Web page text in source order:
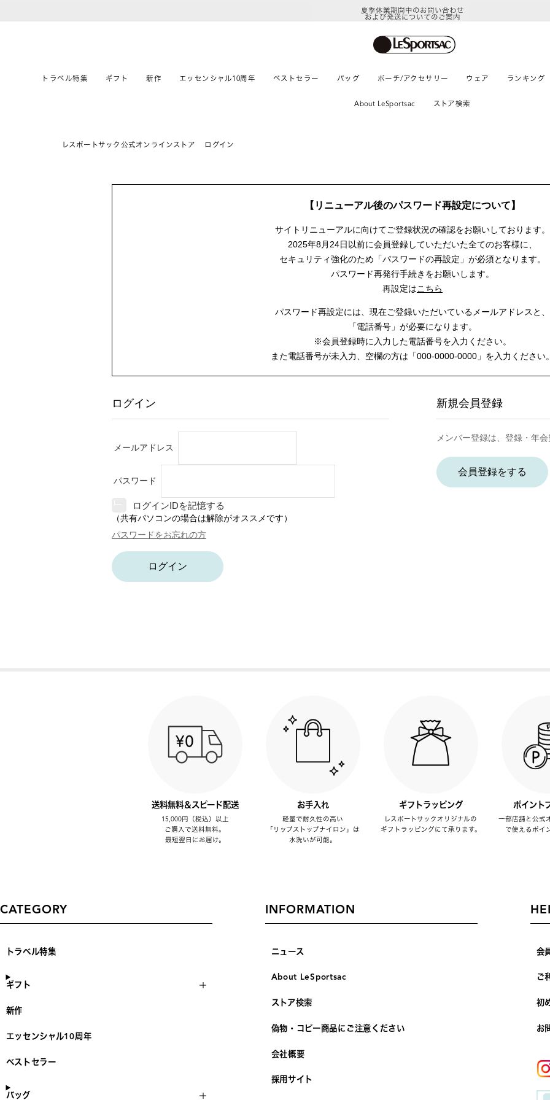
夏季休業期間中のお問い合わせ
および発送についてのご案内
トラベル特集 ギフト 新作 エッセンシャル10周年 ベストセラー バッグ ポーチ/アクセサリー ウェア ランキング
About LeSportsac ストア検索
レスポートサック公式オンラインストア ログイン
【リニューアル後のパスワード再設定について】
サイトリニューアルに向けてご登録状況の確認をお願いしております。
2025年8月24日以前に会員登録していただいた全てのお客様に、
セキュリティ強化のため「パスワードの再設定」が必須となります。
パスワード再発行手続きをお願いします。
再設定はこちら
パスワード再設定には、 現在ご登録いただいているメールアドレスと、
「電話番号」が必要になります。
※会員登録時に入力した電話番号を入力ください。
また電話番号が未入力、空欄の方は 「000-0000-0000」を入力ください。
ログイン
メールアドレス
パスワード
ログインIDを記憶する
（共有パソコンの場合は解除がオススメです）
パスワードをお忘れの方
ログイン
新規会員登録
メンバー登録は、登録・年会
会員登録をする
送料無料＆スピード配送
15,000円（税込）以上
ご購入で送料無料。
最短翌日にお届け。
お手入れ
軽量で耐久性の高い
「リップストップナイロン」は
水洗いが可能。
ギフトラッピング
レスポートサックオリジナルの
ギフトラッピングにて承ります。
ポイント
一部店舗と公式
で使えるポイ
CATEGORY
トラベル特集
ギフト
新作
エッセンシャル10周年
ベストセラー
バッグ
INFORMATION
ニュース
About LeSportsac
ストア検索
偽物・コピー商品にご注意ください
会社概要
採用サイト
会
ご
初
お